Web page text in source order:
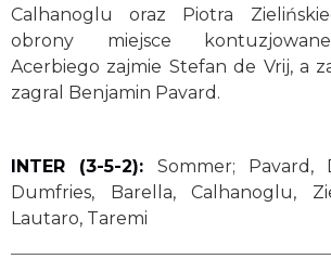
Calhanoglu oraz Piotra
obrony miejsce
Acerbiego zajmie Stefan de Vrij, a
zagral Benjamin Pavard.
INTER (3-5-2): Sommer; Pavard,
Dumfries, Barella, Calhanoglu,
Lautaro, Taremi